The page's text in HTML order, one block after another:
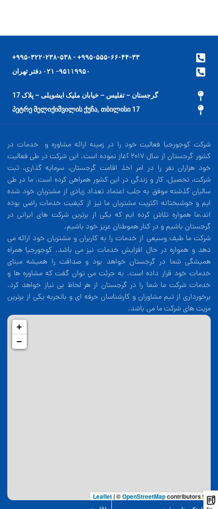
۹۹۵-۵۵۵-۶۶-۴۴-۳۳+ - ۹۹۵-۳۲۲-۲۳۸-۵۳۸+
۹۵۱۱۹۹۵۰- ۰۲۱ دفتر تهران
گرجستان – تفلیس – خیابان ملیک ایشویلی – پلاک 17
17 პეტრე მელიქიშვილის ქუჩა, თბილისი
شرکت کوجورجیا فعالیت خود را در زمینه ارائه مشاوره و خدمات در
کشور گرجستان از سال 2017 آغاز نموده است. این شرکت در طی فعالیت
خود هزاران نفر را در امر اخذ اقامت گرجستان، سرمایه گذاری، ثبت
شرکت، تحصیل، کار و زندگی در این کشور همراهی کرده است. ما در طی
سالیان گذشته موفق به جلب اعتماد تعداد زیادی از مشتریان خود شده
ایم و خوشبختانه اکثریت مشتریان ما نیز از کیفیت خدمات راضی بوده
اند.ما همواره تلاش کرده ایم که یکی از برترین شرکت های ایرانی در
گرجستان باشیم و در کنار هموطنان عزیز خود باشیم.
شرکت ما طیف وسیعی از خدمات را به کاربران و مشتریان خود ارائه می
دهد و همواره در حال افزایش خدمات نیز می باشد. کوجورجیا همراه
همیشگی شما در گرجستان خواهد بود و صداقت را همیشه مبنای
خدمات خود قرار داده است. به جرئت می توان گفت که مشاوره ها و
خدمات شرکت ما شما را در گرجستان از هر لحاظ بی نیاز خواهد کرد.
برخورداری از تیم مشاوران و کارشناسان حرفه ای و باتجربه یکی از برترین
مزیت های شرکت ما می باشد.
+
−
Leaflet
|©OpenStreetMapcontributors